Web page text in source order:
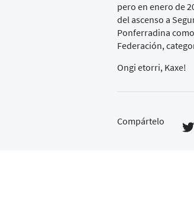
pero en enero de
del ascenso a
Ponferradina
Federación,
Ongi etorri, Kaxe!
Compártelo